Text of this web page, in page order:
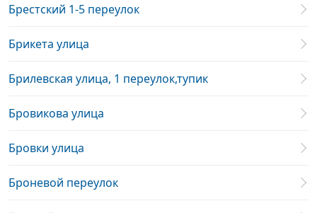
Брестский 1-5 переулок
Брикета улица
Брилевская улица, 1 переулок,тупик
Бровикова улица
Бровки улица
Броневой переулок